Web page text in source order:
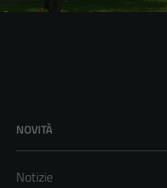
NOVITÀ
Notizie